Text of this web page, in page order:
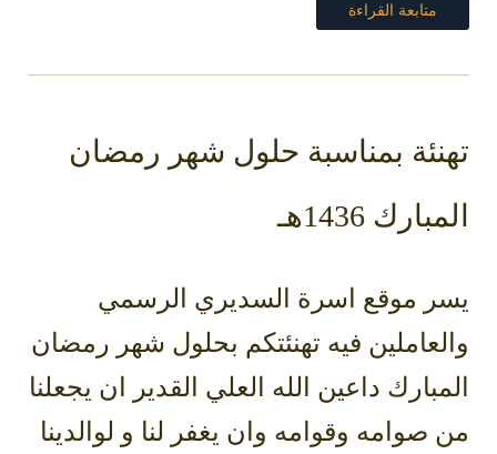
متابعة القراءة
تهنئة بمناسبة حلول شهر رمضان
المبارك 1436هـ
يسر موقع اسرة السديري الرسمي
والعاملين فيه تهنئتكم بحلول شهر رمضان
المبارك داعين الله العلي القدير ان يجعلنا
من صوامه وقوامه وان يغفر لنا و لوالدينا